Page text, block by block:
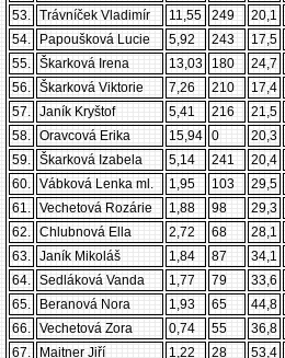
53. Trávníček Vladimír 11,55 249 20,1
54.
Papoušková Lucie 5,92 243 17,5
55. Škarková Irena 13,03 180 24,7
56. Škarková Viktorie 7,26 210 17,4
57. Janík Kryštof 5,41 216 21,5
58. Oravcová Erika 15,94 0 20,3
59. Škarková Izabela 5,14 241 20,4
60. Vábková Lenka ml. 1,95 103 29,5
61. Vechetová Rozárie 1,88 98 29,3
62. Chlubnová Ella 2,72 68 28,1
63. Janík Mikoláš 1,84 87 34,1
64. Sedláková Vanda 1,77 79 33,6
65.
Beranová Nora 1,93 65 44,8
66. Vechetová Zora 0,74 55 36,8
67.
Maitner Jiří 1,22 28 53,4